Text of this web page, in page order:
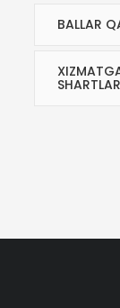
BALLAR